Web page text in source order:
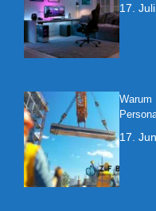
17.
Warum
17.